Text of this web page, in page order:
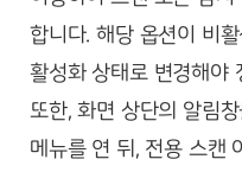
합니다. 해당 옵션이 비
활성화 상태로 변경해야
또한, 화면 상단의 알림
메뉴를 연 뒤, 전용 스캔